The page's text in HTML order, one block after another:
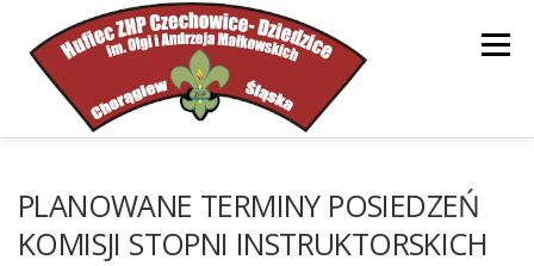
treści
Menu
PLANOWANE TERMINY POSIEDZEŃ
KOMISJI STOPNI INSTRUKTORSKICH